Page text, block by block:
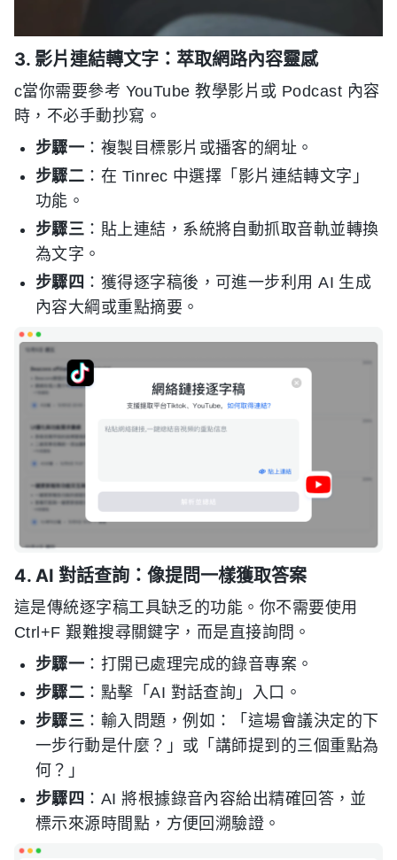
3. 影片連結轉文字：萃取網路內容靈感
c當你需要參考 YouTube 教學影片或 Podcast 內容
時，不必手動抄寫。
步驟一 ：複製目標影片或播客的網址。
步驟二 ：在 Tinrec 中選擇「影片連結轉文字」
功能。
步驟三 ：貼上連結，系統將自動抓取音軌並轉換
為文字。
步驟四 ：獲得逐字稿後，可進一步利用 AI 生成
內容大綱或重點摘要。
4. AI 對話查詢：像提問一樣獲取答案
這是傳統逐字稿工具缺乏的功能。你不需要使用
Ctrl+F 艱難搜尋關鍵字，而是直接詢問。
步驟一 ：打開已處理完成的錄音專案。
步驟二 ：點擊「AI 對話查詢」入口。
步驟三 ：輸入問題，例如：「這場會議決定的下
一步行動是什麼？」或「講師提到的三個重點為
何？」
步驟四 ：AI 將根據錄音內容給出精確回答，並
標示來源時間點，方便回溯驗證。